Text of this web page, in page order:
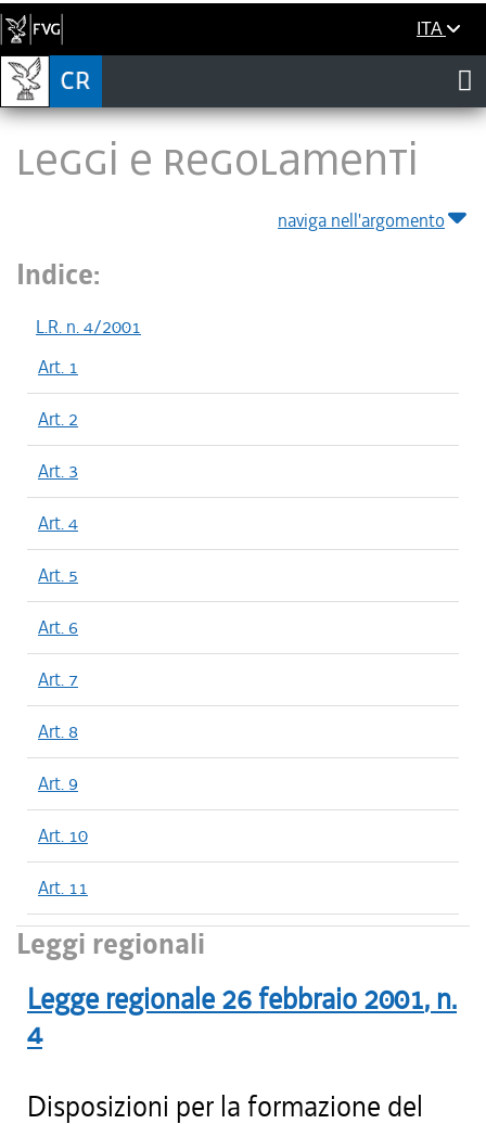
ITA
LEGGI E REGOLAMENTI
naviga nell'argomento
Indice:
L.R. n. 4/2001
Art. 1
Art. 2
Art. 3
Art. 4
Art. 5
Art. 6
Art. 7
Art. 8
Art. 9
Art. 10
Art. 11
Leggi regionali
Legge regionale 26 febbraio 2001, n.
4
Disposizioni per la formazione del